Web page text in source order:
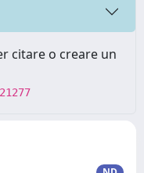
citare o creare un